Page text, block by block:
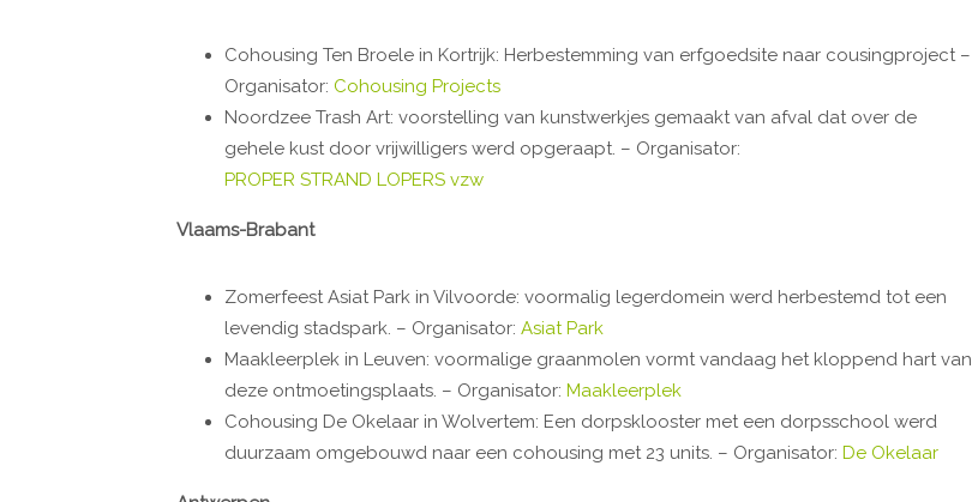
Cohousing Ten Broele in Kortrijk: Herbestemming van erfgoedsite naar cousingproject –
Organisator: Cohousing Projects
Noordzee Trash Art: voorstelling van kunstwerkjes gemaakt van afval dat over de
gehele kust door vrijwilligers werd opgeraapt. – Organisator:
PROPER STRAND LOPERS vzw
Vlaams-Brabant
Zomerfeest Asiat Park in Vilvoorde: voormalig legerdomein werd herbestemd tot een
levendig stadspark. – Organisator: Asiat Park
Maakleerplek in Leuven: voormalige graanmolen vormt vandaag het kloppend hart van
deze ontmoetingsplaats. – Organisator: Maakleerplek
Cohousing De Okelaar in Wolvertem: Een dorpsklooster met een dorpsschool werd
duurzaam omgebouwd naar een cohousing met 23 units. – Organisator: De Okelaar